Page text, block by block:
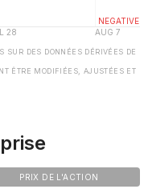
SUR DES DONNÉES DÉRIVÉES DE
ÊTRE MODIFIÉES, AJUSTÉES ET
PRIX DE L'ACTION